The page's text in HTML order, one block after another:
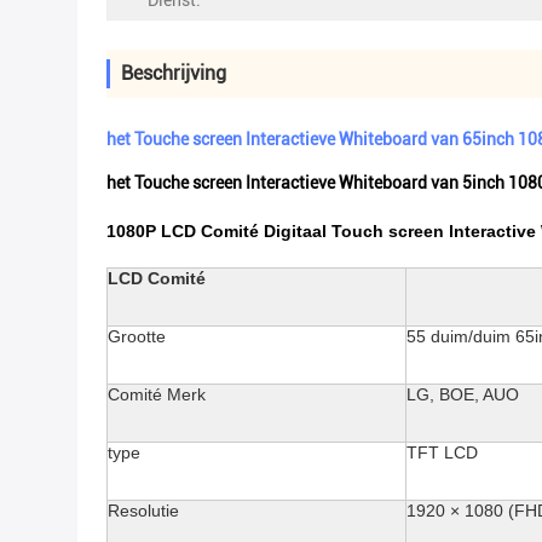
Beschrijving
het Touche screen Interactieve Whiteboard van 65inch
het Touche screen Interactieve Whiteboard van 5inch
1080P LCD Comité Digitaal Touch screen
LCD Comité
Grootte 55 duim/duim
Comité Merk LG, BOE, AUO
type TFT LCD
Resolutie 1920 × 1080